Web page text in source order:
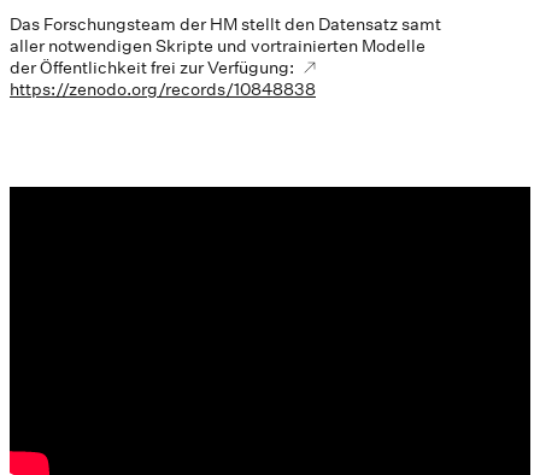
Das Forschungsteam der HM stellt den Datensatz samt
aller notwendigen Skripte und vortrainierten Modelle
der Öffentlichkeit frei zur Verfügung:
https://zenodo.org/records/10848838